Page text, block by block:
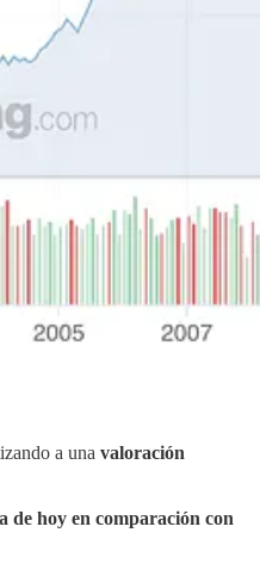
a una valoración
de hoy en comparación con